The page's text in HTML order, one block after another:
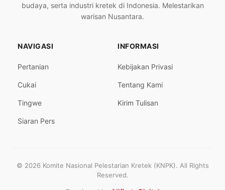
budaya, serta industri kretek di Indonesia. Melestarikan
warisan Nusantara.
NAVIGASI
Pertanian
Cukai
Tingwe
Siaran Pers
INFORMASI
Kebijakan Privasi
Tentang Kami
Kirim Tulisan
© 2026 Komite Nasional Pelestarian Kretek (KNPK). All Rights
Reserved.